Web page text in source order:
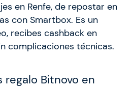
en Renfe, de repostar en
con Smartbox. Es un
recibes cashback en
complicaciones técnicas.
Bitnovo en